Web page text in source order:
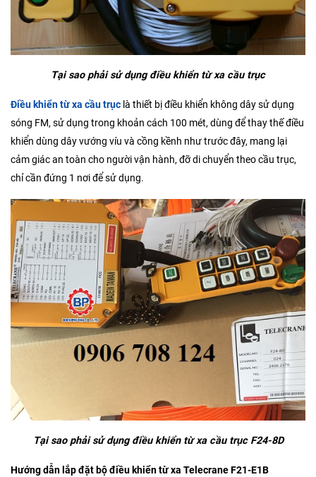
Tại sao phải sử dụng điều khiển từ xa cầu trục
Điều khiển từ xa cầu trục là thiết bị điều khiển không dây sử dụng
sóng FM, sử dụng trong khoản cách 100 mét, dùng để thay thế điều
khiển dùng dây vướng víu và cồng kềnh như trước đây, mang lại
cảm giác an toàn cho người vận hành, đỡ di chuyển theo cầu trục,
chỉ cần đứng 1 nơi để sử dụng.
Tại sao phải sử dụng điều khiển từ xa cầu trục F24-8D
Hướng dẫn lắp đặt bộ điều khiển từ xa Telecrane F21-E1B